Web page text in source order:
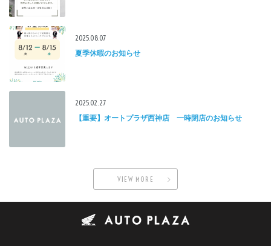
2025.08.07
夏季休暇のお知らせ
2025.02.27
【重要】オートプラザ西神店 一時閉店のお知らせ
VIEW MORE